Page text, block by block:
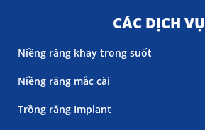
CÁC DỊCH VỤ
Niềng răng khay trong suốt
Niềng răng mắc cài
Trồng răng Implant